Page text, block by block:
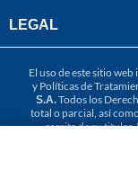
LEGAL
El uso de este sitio
y Políticas de
S.A.Todos los
total o parcial, así
escrita de su